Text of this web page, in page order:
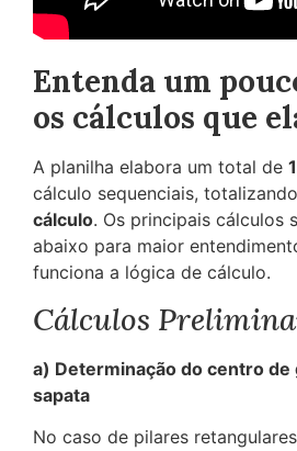
Entenda um
os cálculos que
A planilha elabora um total de
cálculo sequenciais, totalizando
cálculo. Os principais cálculos
abaixo para maior
funciona a lógica de cálculo.
Cálculos
a) Determinação do centro de
sapata
No caso de pilares